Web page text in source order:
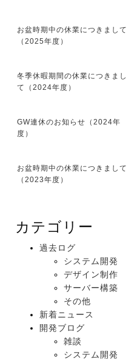
お盆時期中の休業につきまして
（2025年度）
冬季休暇期間の休業につきまし
て（2024年度）
GW連休のお知らせ（2024年
度）
お盆時期中の休業につきまして
（2023年度）
カテゴリー
過去ログ
システム開発
デザイン制作
サーバー構築
その他
新着ニュース
開発ブログ
雑談
システム開発